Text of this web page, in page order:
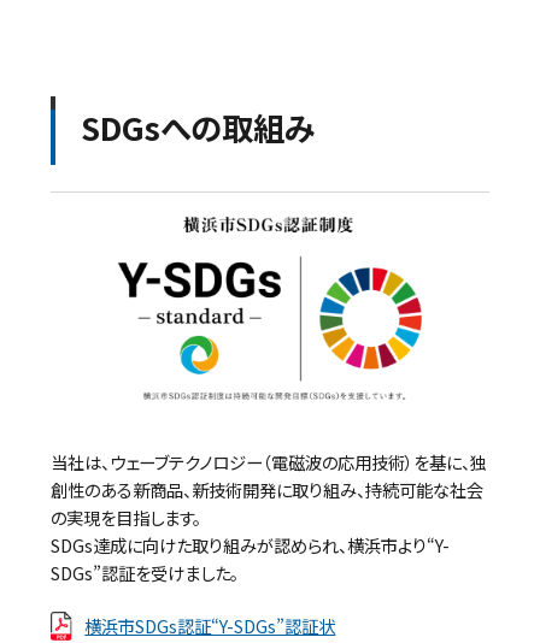
SDGsへの取組み
当社は、ウェーブテクノロジー（電磁波の応用技術）を基に、独
創性のある新商品、新技術開発に取り組み、持続可能な社会
の実現を目指します。
SDGs達成に向けた取り組みが認められ、横浜市より“Y-
SDGs”認証を受けました。
横浜市SDGs認証“Y-SDGs”認証状